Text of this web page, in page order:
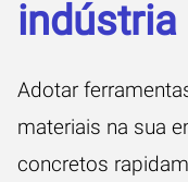
indústria
Adotar
materiais na sua
concretos